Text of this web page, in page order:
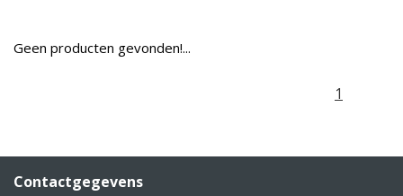
Geen producten gevonden!...
1
Contactgegevens